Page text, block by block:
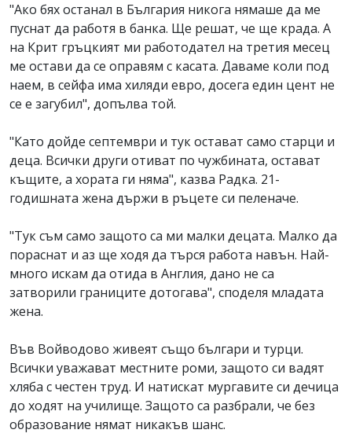
"Ако бях останал в България никога нямаше да ме
пуснат да работя в банка. Ще решат, че ще крада. А
на Крит гръцкият ми работодател на третия месец
ме остави да се оправям с касата. Даваме коли под
наем, в сейфа има хиляди евро, досега един цент не
се е загубил", допълва той.
"Като дойде септември и тук остават само старци и
деца. Всички други отиват по чужбината, остават
къщите, а хората ги няма", казва Радка. 21-
годишната жена държи в ръцете си пеленаче.
"Тук съм само защото са ми малки децата. Малко да
пораснат и аз ще ходя да търся работа навън. Най-
много искам да отида в Англия, дано не са
затворили границите дотогава", споделя младата
жена.
Във Войводово живеят също българи и турци.
Всички уважават местните роми, защото си вадят
хляба с честен труд. И натискат мургавите си дечица
до ходят на училище. Защото са разбрали, че без
образование нямат никакъв шанс.